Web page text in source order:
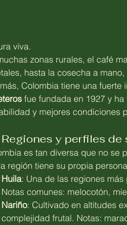
viva.
zonas rurales, el café
hasta la cosecha a
Colombia tiene una fuerte
fue fundada en 1927 y
y mejores condiciones
y perfiles de
es tan diversa que no se
región tiene su propia
Huila: Una de las regiones
Notas comunes: melocotón,
Nariño: Cultivado en altitudes
complejidad frutal. Notas: